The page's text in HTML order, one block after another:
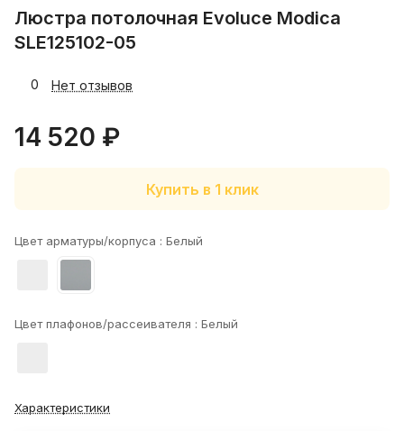
Люстра потолочная Evoluce Modica
SLE125102-05
0 Нет отзывов
14 520 ₽
Купить в 1 клик
Цвет арматуры/корпуса : Белый
Цвет плафонов/рассеивателя : Белый
Характеристики